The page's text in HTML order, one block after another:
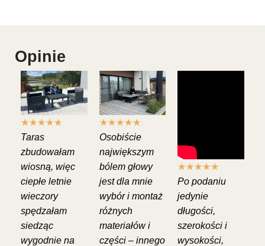
Opinie
★★★★★
Taras
zbudowałam
wiosną, więc
ciepłe letnie
wieczory
spędzałam
siedząc
wygodnie na
★★★★★
Osobiście
największym
bólem głowy
jest dla mnie
wybór i montaż
różnych
materiałów i
części – innego
★★★★★
Po podaniu
jedynie
długości,
szerokości i
wysokości,